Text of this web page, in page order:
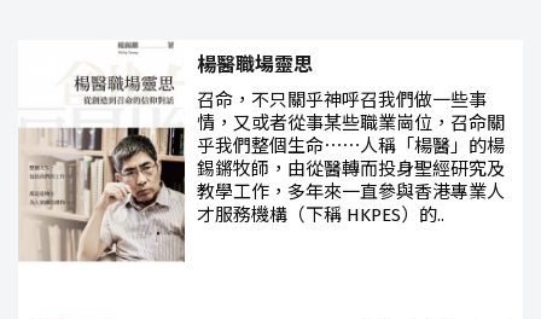
楊醫職場靈思
召命，不只關乎神呼召我們做一些事
情，又或者從事某些職業崗位，召命關
乎我們整個生命⋯⋯人稱「楊醫」的楊
錫鏘牧師，由從醫轉而投身聖經研究及
教學工作，多年來一直參與香港專業人
才服務機構（下稱 HKPES）的..